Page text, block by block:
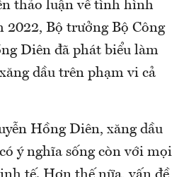
thảo luận về tình hình
2022, Bộ trưởng Bộ Công
Diên đã phát biểu làm
dầu trên phạm vi cả
Hồng Diên, xăng dầu
ý nghĩa sống còn với mọi